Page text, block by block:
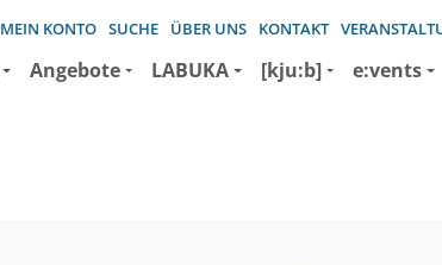
MEIN KONTO SUCHE ÜBER UNS KONTAKT
Angebote LABUKA [kju:b] e:vents